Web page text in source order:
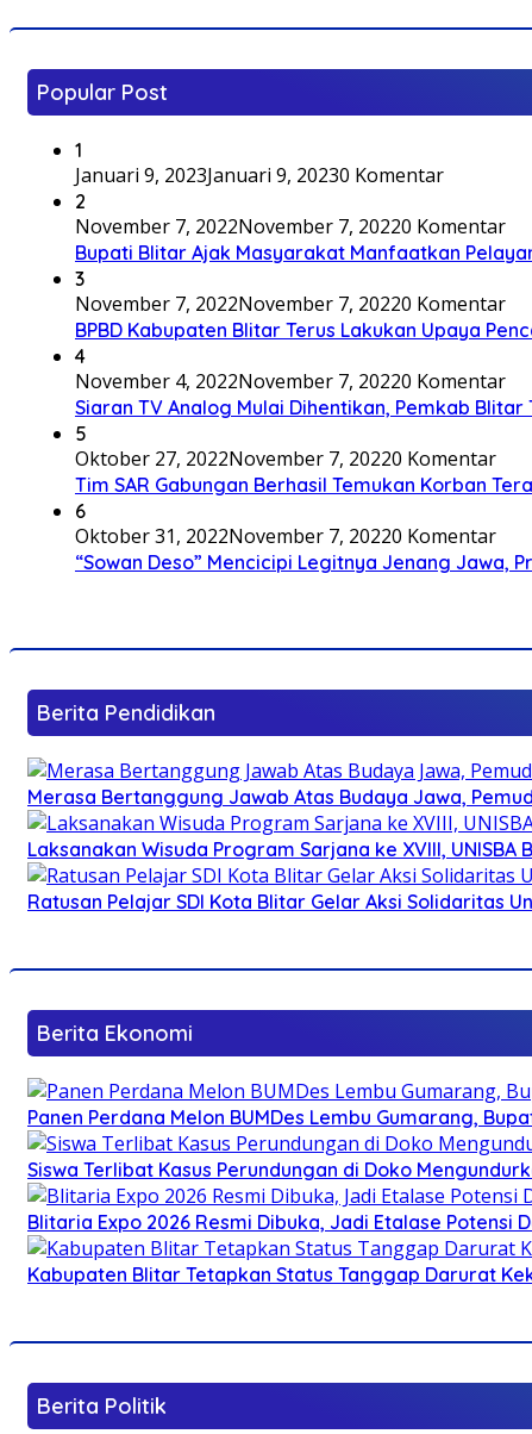
Popular Post
1
Januari 9, 2023Januari 9, 20230 Komentar
2
November 7, 2022November 7, 20220 Komentar
Bupati Blitar Ajak Masyarakat Manfaatkan
3
November 7, 2022November 7, 20220 Komentar
BPBD Kabupaten Blitar Terus Lakukan Upaya
4
November 4, 2022November 7, 20220 Komentar
Siaran TV Analog Mulai Dihentikan, Pemkab
5
Oktober 27, 2022November 7, 20220 Komentar
Tim SAR Gabungan Berhasil Temukan Korban
6
Oktober 31, 2022November 7, 20220 Komentar
“Sowan Deso” Mencicipi Legitnya Jenang Jawa,
Berita Pendidikan
Merasa Bertanggung Jawab Atas Budaya Jawa,
Laksanakan Wisuda Program Sarjana ke XVIII,
Ratusan Pelajar SDI Kota Blitar Gelar Aksi Solidaritas
Berita Ekonomi
Panen Perdana Melon BUMDes Lembu Gumarang,
Siswa Terlibat Kasus Perundungan di Doko
Blitaria Expo 2026 Resmi Dibuka, Jadi Etalase
Kabupaten Blitar Tetapkan Status Tanggap Darurat
Berita Politik